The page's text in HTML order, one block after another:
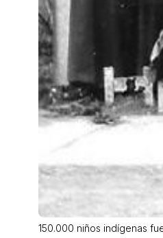
150.000 niños indígenas